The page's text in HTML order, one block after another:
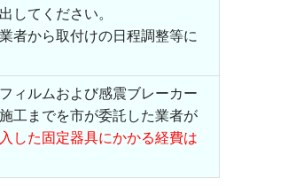
してください。
者から取付けの日程調整等に
ィルムおよび感震ブレーカー
工までを市が委託した業者が
した固定器具にかかる経費は